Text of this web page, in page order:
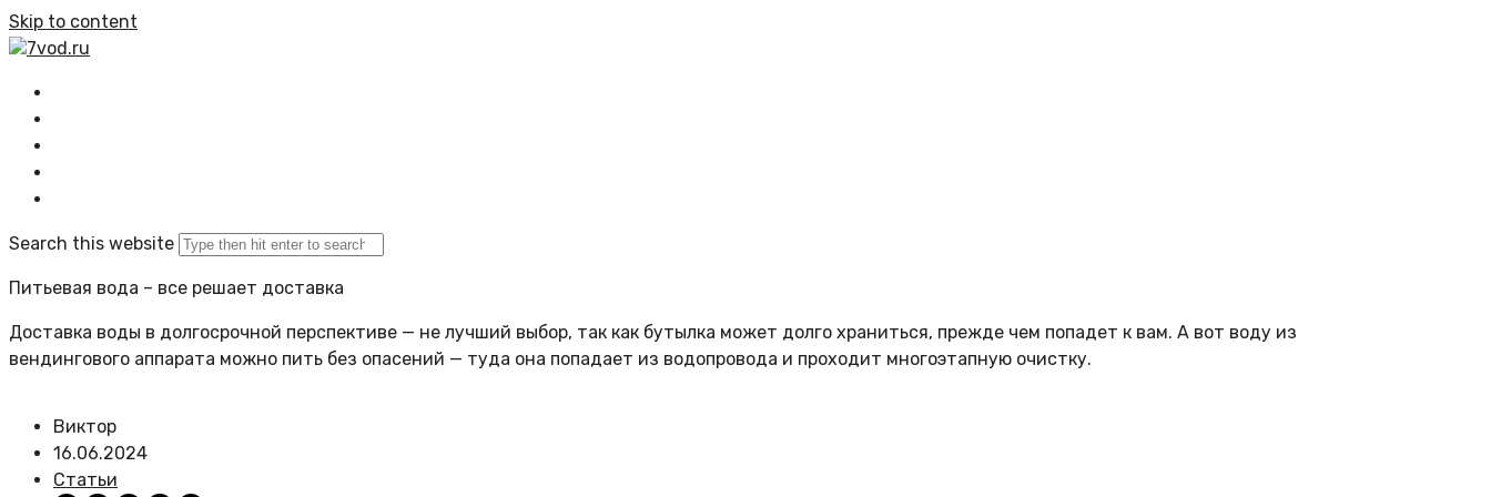
Skip to content
7vod.ru
Search this website
Питьевая вода – все решает доставка
Доставка воды в долгосрочной перспективе — не лучший выбор, так как бутылка может долго храниться, прежде чем попадет к вам. А вот воду из
вендингового аппарата можно пить без опасений — туда она попадает из водопровода и проходит многоэтапную очистку.
Виктор
16.06.2024
Статьи